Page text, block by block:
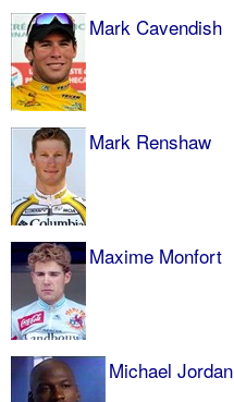
Mark Cavendish
Mark Renshaw
Maxime Monfort
Michael Jordan